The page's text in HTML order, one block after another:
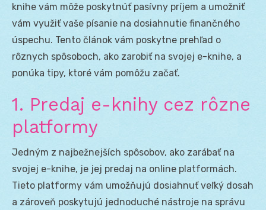
knihe vám môže poskytnúť pasívny príjem a umožniť
vám využiť vaše písanie na dosiahnutie finančného
úspechu. Tento článok vám poskytne prehľad o
rôznych spôsoboch, ako zarobiť na svojej e-knihe, a
ponúka tipy, ktoré vám pomôžu začať.
1. Predaj e-knihy cez rôzne
platformy
Jedným z najbežnejších spôsobov, ako zarábať na
svojej e-knihe, je jej predaj na online platformách.
Tieto platformy vám umožňujú dosiahnuť veľký dosah
a zároveň poskytujú jednoduché nástroje na správu